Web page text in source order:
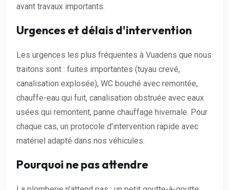
avant travaux importants.
Urgences et délais d'intervention
Les urgences les plus fréquentes à Vuadens que nous
traitons sont : fuites importantes (tuyau crevé,
canalisation explosée), WC bouché avec remontée,
chauffe-eau qui fuit, canalisation obstruée avec eaux
usées qui remontent, panne chauffage hivernale. Pour
chaque cas, un protocole d'intervention rapide avec
matériel adapté dans nos véhicules.
Pourquoi ne pas attendre